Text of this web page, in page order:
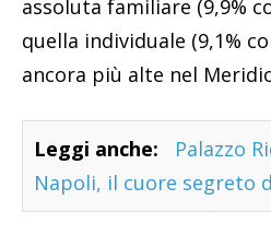
assoluta familiare (9,9%
quella individuale (9,1%
ancora più alte nel
Leggi anche:
Palazzo
Napoli, il cuore segreto